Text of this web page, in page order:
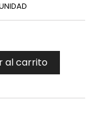
al carrito